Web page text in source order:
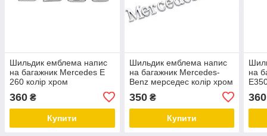
Шильдик емблема напис
на багажник Mercedes E
260 колір хром
360 ₴
Купити
Шильдик емблема напис
на багажник Mercedes-
Benz мерседес колір хром
350₴
Купити
на
360